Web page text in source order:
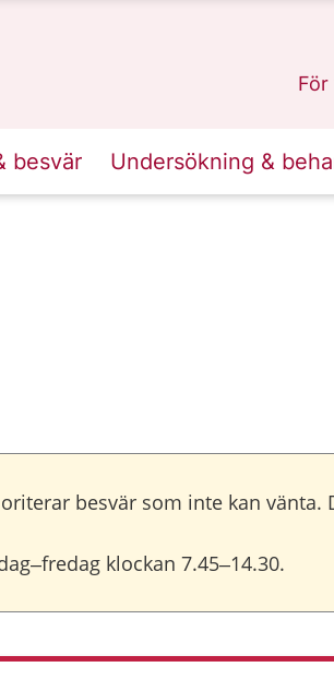
besvär Undersökning &
besvär som inte kan vänta.
klockan 7.45–14.30.